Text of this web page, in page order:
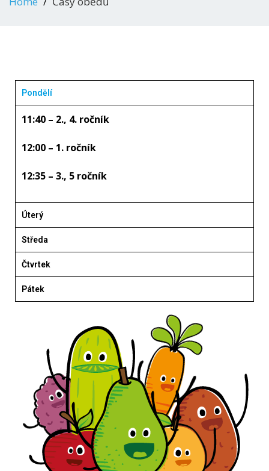
Pondělí
11:40 – 2., 4. ročník
12:00 – 1. ročník
12:35 – 3., 5 ročník
Úterý
Středa
Čtvrtek
Pátek